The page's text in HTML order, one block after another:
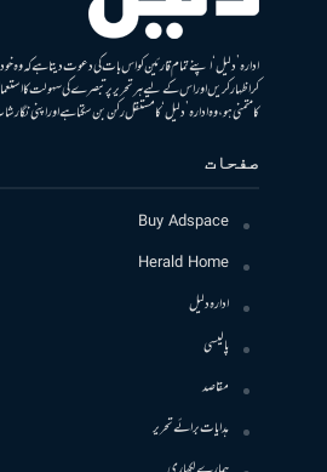
ادارہ ’دلیل‘ اپنے تمام قارئین کو اس بات کی دعوت دیتا ہے کہ وہ
کر اظہار کریں اور اس کے لیے ہر تحریر پر تبصرے کی سہولت کا
کا متمنی ہو، وہ ادارہ ’دلیل‘ کا مستقل رکن بن سکتا ہے اور اپنی
صفحات
Buy Adspace
Herald Home
ادارہ دلیل
پالیسی
مقاصد
ہدایات برائے تحریر